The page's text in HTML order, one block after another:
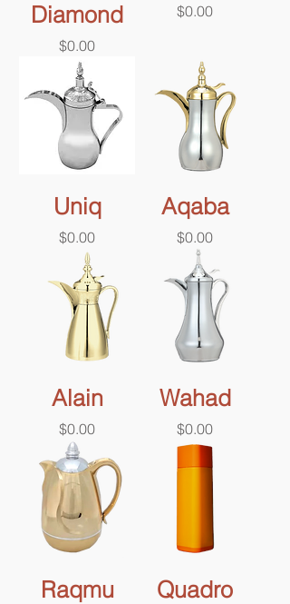
Diamond
價格
$0.00
價格
$0.00
Uniq
價格
$0.00
Aqaba
價格
$0.00
Alain
價格
$0.00
Wahad
價格
$0.00
Raqmu Quadro